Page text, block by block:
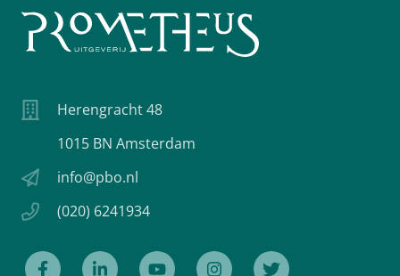
Herengracht 48
1015 BN Amsterdam
info@pbo.nl
(020) 6241934